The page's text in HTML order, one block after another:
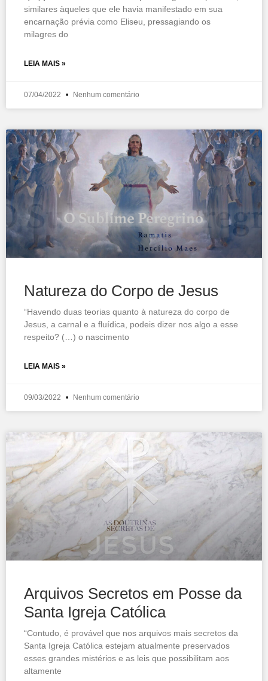
similares àqueles que ele havia manifestado em sua
encarnação prévia como Eliseu, pressagiando os
milagres do
LEIA MAIS »
07/04/2022 Nenhum comentário
Natureza do Corpo de Jesus
“Havendo duas teorias quanto à natureza do corpo de
Jesus, a carnal e a fluídica, podeis dizer nos algo a esse
respeito? (…) o nascimento
LEIA MAIS »
09/03/2022 Nenhum comentário
Arquivos Secretos em Posse da
Santa Igreja Católica
“Contudo, é provável que nos arquivos mais secretos da
Santa Igreja Católica estejam atualmente preservados
esses grandes mistérios e as leis que possibilitam aos
altamente